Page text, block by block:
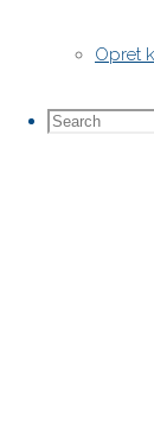
Opret
Search
Search